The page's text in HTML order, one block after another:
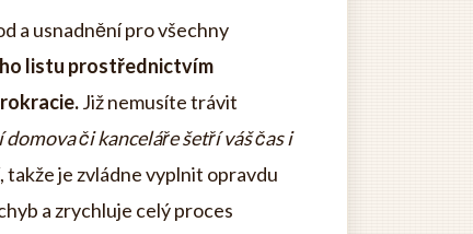
a usnadnění pro všechny
listu prostřednictvím
Již nemusíte trávit
či kanceláře šetří váš čas i
je zvládne vyplnit opravdu
a zrychluje celý proces